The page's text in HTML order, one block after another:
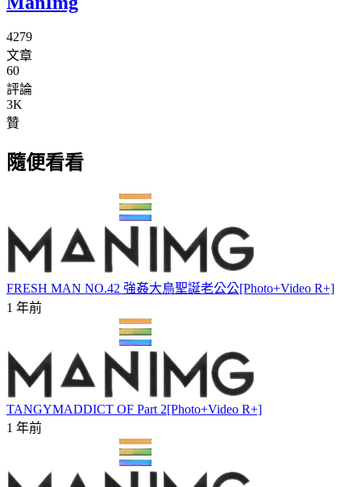
4279
文章
60
評論
3K
贊
隨便看看
FRESH MAN NO.42 強姦大鳥聖誕老公公[Photo+Video R+]
1 年前
TANGYMADDICT OF Part 2[Photo+Video R+]
1 年前